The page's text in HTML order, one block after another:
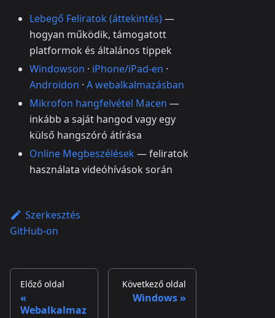
Lebegő Feliratok (áttekintés)—
hogyan működik, támogatott
platformok és általános tippek
Windowson · iPhone/iPad-en ·
Androidon · A webalkalmazásban
Mikrofon hangfelvétel Macen —
inkább a saját hangod vagy egy
külső hangszóró átírása
Online Megbeszélések— feliratok
használata videóhívások során
Szerkesztés
GitHub-on
Előző oldal
Webalkalmaz
Következő oldal
Windows